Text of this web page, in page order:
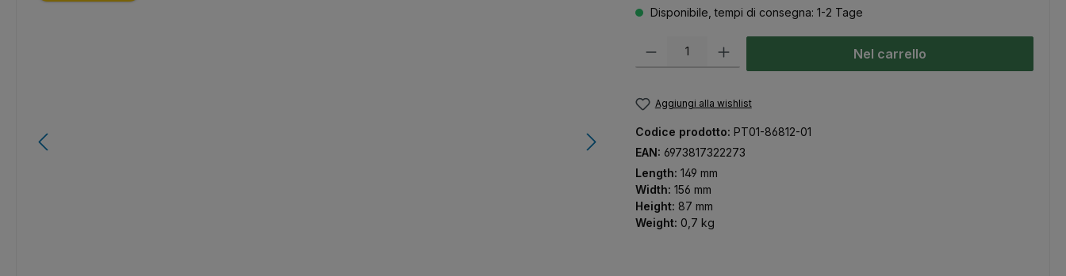
Disponibile, tempi di consegna: 1-2 Tage
Quantità del prodotto: inserisci la quantità desiderata o usa i pulsanti per
Nel carrello
Aggiungi alla wishlist
Codice prodotto: PT01-86812-01
EAN: 6973817322273
Length: 149 mm
Width: 156 mm
Height: 87 mm
Weight: 0,7 kg